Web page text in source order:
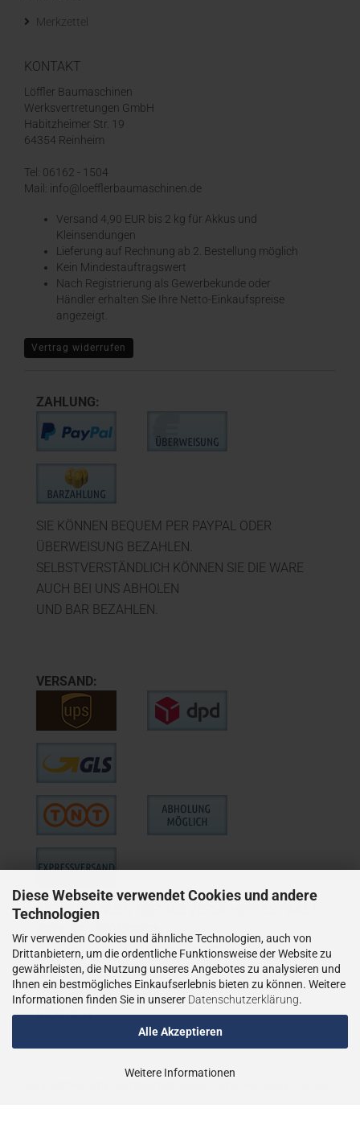
Diese Webseite verwendet Cookies und andere
Technologien
Wir verwenden Cookies und ähnliche Technologien, auch von
Drittanbietern, um die ordentliche Funktionsweise der Website zu
gewährleisten, die Nutzung unseres Angebotes zu analysieren und
Ihnen ein bestmögliches Einkaufserlebnis bieten zu können. Weitere
Informationen finden Sie in unserer Datenschutzerklärung.
Alle Akzeptieren
Weitere Informationen
Merkzettel
KONTAKT
Löffler Baumaschinen
Werksvertretungen GmbH
Habitzheimer Str. 19
64354 Reinheim
Tel: 06162 - 1504
Mail: info@loefflerbaumaschinen.de
Versand 4,90 EUR bis 2 kg für Akkus und
Kleinsendungen
​Lieferung auf Rechnung ab 2. Bestellung möglich
Kein Mindestauftragswert
Nach Registrierung als Gewerbekunde oder
Händler erhalten Sie Ihre Netto-Einkaufspreise
angezeigt.
Vertrag widerrufen
ZAHLUNG:
SIE KÖNNEN BEQUEM PER PAYPAL ODER
ÜBERWEISUNG BEZAHLEN.
SELBSTVERSTÄNDLICH KÖNNEN SIE DIE WARE
AUCH BEI UNS ABHOLEN
UND BAR BEZAHLEN.
VERSAND:
WIE VERSENDEN NUR ALS VERSICHERTES PAKET,
BZW. BEI GRÖSSEREN
LIEFERUNGEN ALS VERSICHERTER
SPEDITIONSVERSAND.
LIEFERUNGEN AN PACKSTATIONEN SIND NICHT
MÖGLICH.